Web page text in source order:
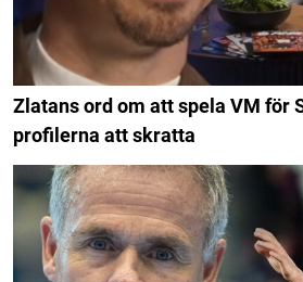
Zlatans ord om att spela VM för
profilerna att skratta